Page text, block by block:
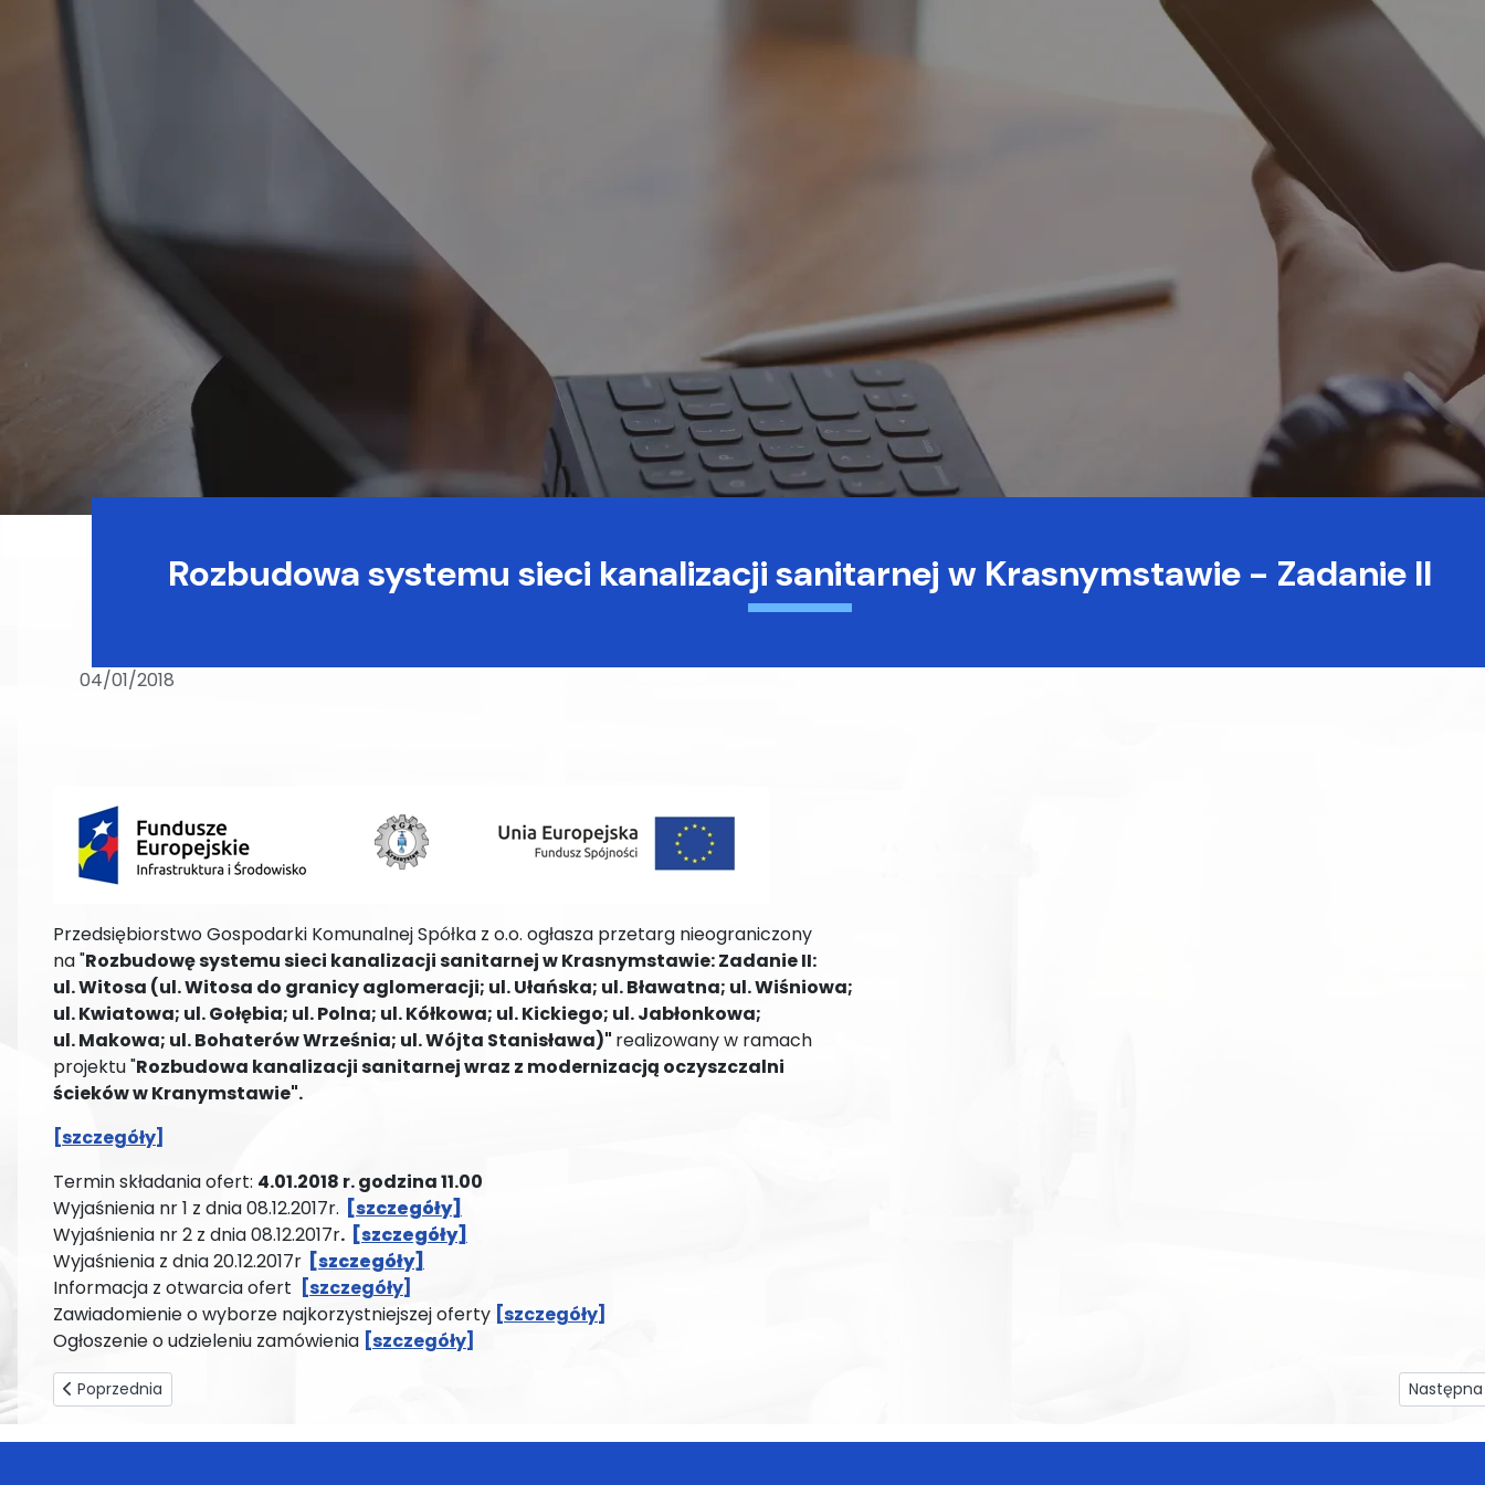
Rozbudowa systemu sieci kanalizacji sanitarnej w Krasnymstawie - Zadanie II
04/01/2018
Przedsiębiorstwo Gospodarki Komunalnej Spółka z o.o. ogłasza przetarg nieograniczony
na "Rozbudowę systemu sieci kanalizacji sanitarnej w Krasnymstawie: Zadanie II:
ul. Witosa (ul. Witosa do granicy aglomeracji; ul. Ułańska; ul. Bławatna; ul. Wiśniowa;
ul. Kwiatowa; ul. Gołębia; ul. Polna; ul. Kółkowa; ul. Kickiego; ul. Jabłonkowa;
ul. Makowa; ul. Bohaterów Września; ul. Wójta Stanisława)" realizowany w ramach
projektu "Rozbudowa kanalizacji sanitarnej wraz z modernizacją oczyszczalni
ścieków w Kranymstawie".
[szczegóły]
Termin składania ofert: 4.01.2018 r. godzina 11.00
Wyjaśnienia nr 1 z dnia 08.12.2017r. [szczegóły]
Wyjaśnienia nr 2 z dnia 08.12.2017r. [szczegóły]
Wyjaśnienia z dnia 20.12.2017r [szczegóły]
Informacja z otwarcia ofert [szczegóły]
Zawiadomienie o wyborze najkorzystniejszej oferty [szczegóły]
Ogłoszenie o udzieleniu zamówienia [szczegóły]
Poprzednia strona: Informacja o terminach odbioru choinek z zabudowy wielorodzinnej z terenu Miasta Krasnystaw
Poprzednia Następna